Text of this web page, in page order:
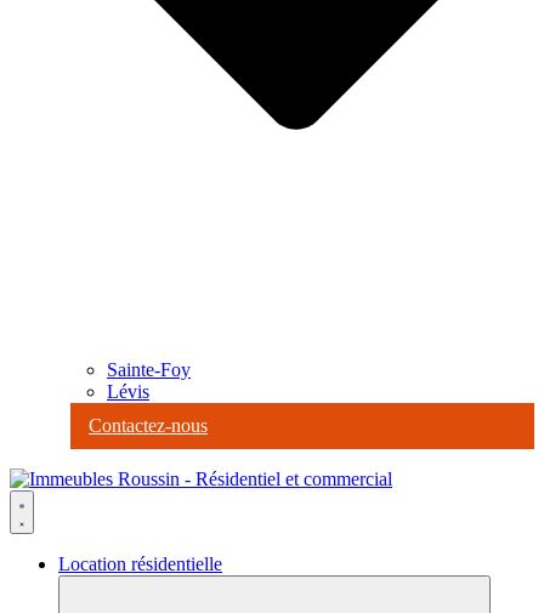
Sainte-Foy
Lévis
Contactez-nous
Location résidentielle